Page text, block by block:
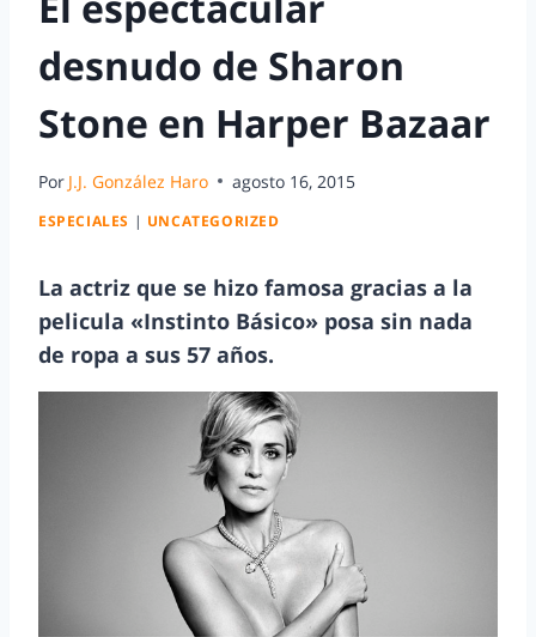
desnudo de Sharon
Stone en Harper Bazaar
Por J.J. González Haro agosto 16, 2015
ESPECIALES | UNCATEGORIZED
La actriz que se hizo famosa gracias a la
pelicula «Instinto Básico» posa sin nada
de ropa a sus 57 años.